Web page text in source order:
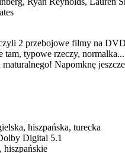
2 przebojowe filmy na
typowe rzeczy,
Napomknę
hiszpańska, turecka
Digital 5.1
hiszpańskie